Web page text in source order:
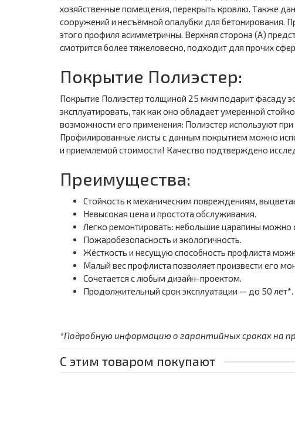
хозяйственные помещения, перекрыть кровлю. Также
сооружений и несъёмной опалубки для бетонирования.
этого профиля асимметричны. Верхняя сторона (А)
смотрится более тяжеловесно, подходит для прочих
Покрытие Полиэстер:
Покрытие Полиэстер толщиной 25 мкм подарит фасаду
эксплуатировать, так как оно обладает умеренной
возможности его применения: Полиэстер используют
Профилированные листы с данным покрытием можно
и приемлемой стоимости! Качество подтверждено
Преимущества:
Стойкость к механическим повреждениям,
Невысокая цена и простота обслуживания.
Легко ремонтировать: небольшие царапины можно
Пожаробезопасность и экологичность.
Жёсткость и несущую способность профлиста
Малый вес профлиста позволяет произвести его
Сочетается с любым дизайн-проектом.
Продолжительный срок эксплуатации — до 50 лет*.
*Подробную информацию о гарантийных сроках на
С этим товаром покупают